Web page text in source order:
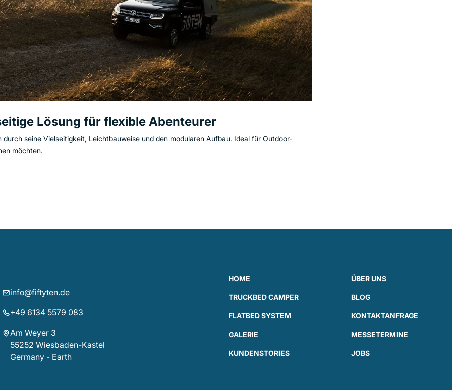
Lösung für flexible Abenteurer
seine Vielseitigkeit, Leichtbauweise und den modularen Aufbau. Ideal für Outdoor-
möchten.
info@fiftyten.de
+49 6134 5579 083
Am Weyer 3
55252 Wiesbaden-Kastel
Germany - Earth
HOME
TRUCKBED CAMPER
FLATBED SYSTEM
GALERIE
KUNDENSTORIES
ÜBER UNS
BLOG
KONTAKTANFRAGE
MESSETERMINE
JOBS